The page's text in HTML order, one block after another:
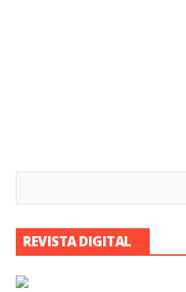
REVISTA DIGITAL